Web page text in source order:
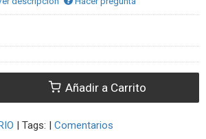
Añadir a Carrito
| Tags: | Comentarios